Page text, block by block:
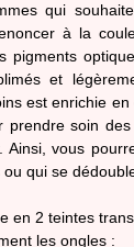
qui
à la
pigments
et
est enrichie en
prendre soin
Ainsi, vous
qui se
en 2 teintes
les ongles :